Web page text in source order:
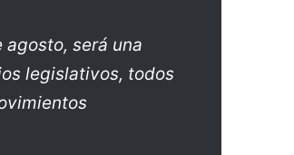
será una
legislativos, todos